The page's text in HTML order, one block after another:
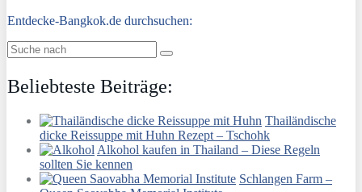
Entdecke-Bangkok.de durchsuchen:
Beliebteste Beiträge:
Thailändische
dicke Reissuppe mit Huhn Rezept – Tschohk
Alkohol kaufen in Thailand – Diese Regeln
sollten Sie kennen
Schlangen Farm –